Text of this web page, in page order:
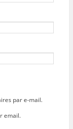
par e-mail.
email.